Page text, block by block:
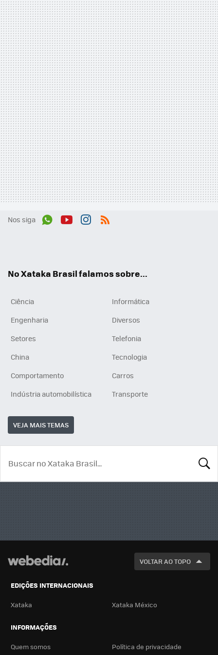
Nos siga
No Xataka Brasil falamos sobre...
Ciência
Informática
Engenharia
Diversos
Setores
Telefonia
China
Tecnologia
Comportamento
Carros
Indústria automobilística
Transporte
VEJA MAIS TEMAS
VOLTAR AO TOPO
EDIÇÕES INTERNACIONAIS
Xataka Xataka México
INFORMAÇÕES
Quem somos Política de privacidade